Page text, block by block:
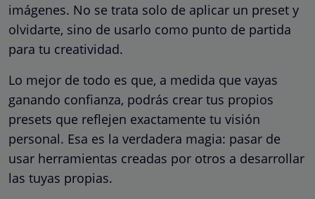
imágenes. No se trata solo de aplicar un preset y
olvidarte, sino de usarlo como punto de partida
para tu creatividad.
Lo mejor de todo es que, a medida que vayas
ganando confianza, podrás crear tus propios
presets que reflejen exactamente tu visión
personal. Esa es la verdadera magia: pasar de
usar herramientas creadas por otros a desarrollar
las tuyas propias.